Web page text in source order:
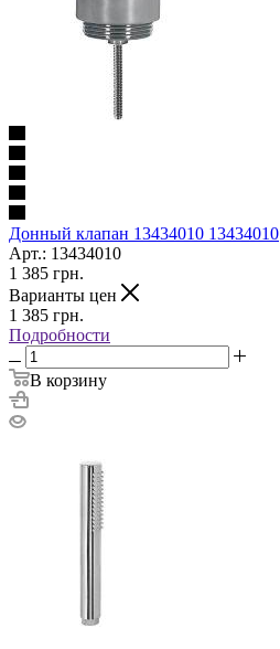
Донный клапан 13434010 13434010
Арт.: 13434010
1 385 грн.
Варианты цен
1 385 грн.
Подробности
В корзину